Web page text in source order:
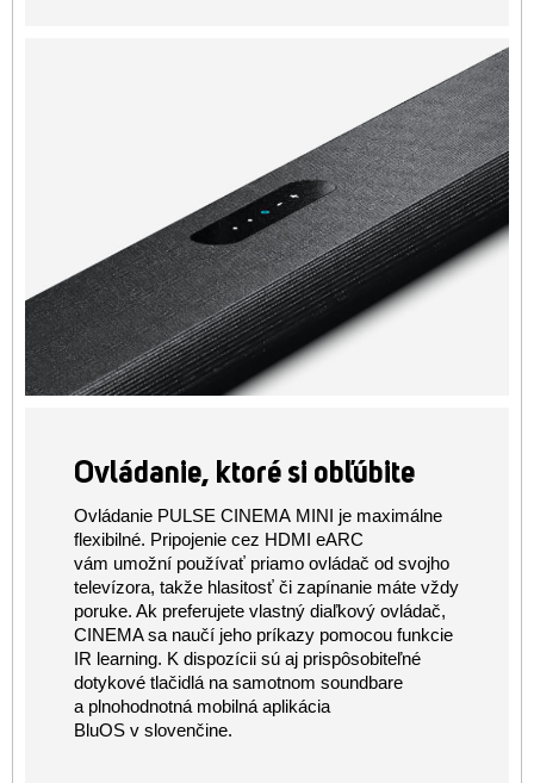
Ovládanie, ktoré si obľúbite
Ovládanie PULSE CINEMA MINI je maximálne
flexibilné. Pripojenie cez HDMI eARC
vám umožní používať priamo ovládač od svojho
televízora, takže hlasitosť či zapínanie máte vždy
poruke. Ak preferujete vlastný diaľkový ovládač,
CINEMA sa naučí jeho príkazy pomocou funkcie
IR learning. K dispozícii sú aj prispôsobiteľné
dotykové tlačidlá na samotnom soundbare
a plnohodnotná mobilná aplikácia
BluOS v slovenčine.